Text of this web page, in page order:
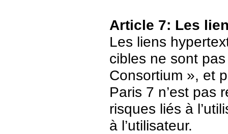
Article 7: Les
Les liens
cibles ne sont
Consortium », et
Paris 7 n’est pas
risques liés à
à l’utilisateur.